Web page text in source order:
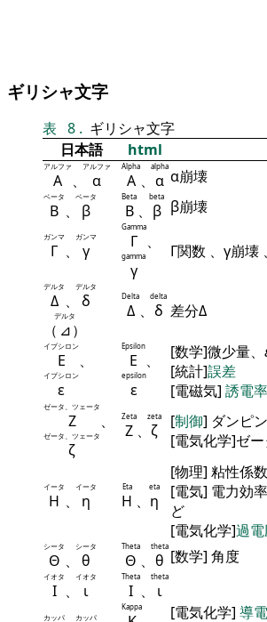
ギリシャ文字
表 8 . ギリシャ文字
日本語
html
Α
アルファ
、 α
アルファ
Α
Alpha
、 α
alpha
α崩壊
Β
ベータ
、 β
ベータ
Β
Beta
、 β
beta
β崩壊
Γ
ガンマ
、 γ
ガンマ Γ
Gamma
、
γ
gamma Γ関数 、γ崩壊
Δ
デルタ
、 δ
デルタ
（ ⊿
デルタ
）
Δ
Delta
、 δ
delta
差分Δ
Ε
イプシロン
、
ε
イプシロン
Ε
Epsilon
、
ε
epsilon
[数学]微少量、
[統計]誤差
[電磁気] 誘電率
Ζ
ゼータ、ツェータ
、
ζ
ゼータ、ツェータ Ζ
Zeta
、 ζ
zeta [制御] ダンピ
[電気化学]ゼ
Η
イータ
、 η
イータ
Η
Eta
、 η
eta
[物理] 粘性係数
[電気] 電力効
ど
[電気化学]過
Θ
シータ
、 θ
シータ
Θ
Theta
、 θ
theta
[数学] 角度
Ι
イオタ
、 ι
イオタ
Ι
Theta
、 ι
theta
カッパ カッパ
Kappa [電気化学] 導